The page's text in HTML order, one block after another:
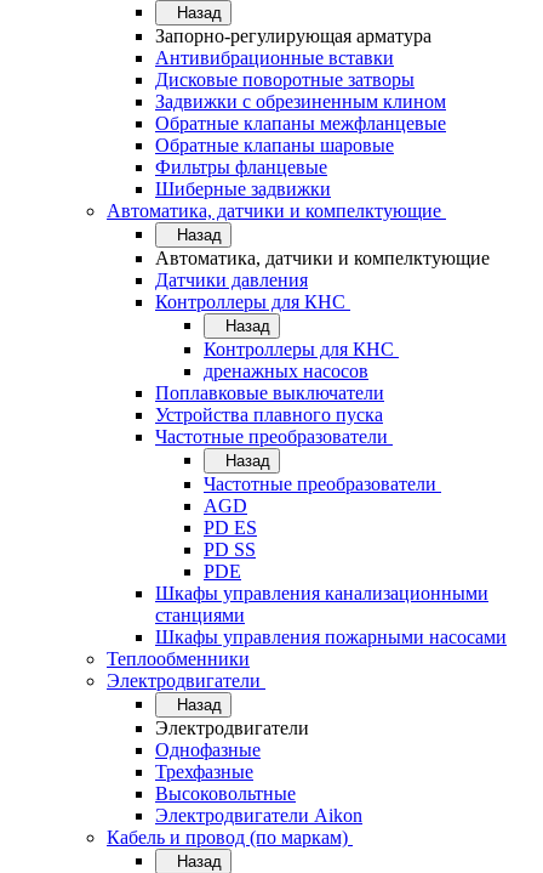
Назад
Запорно-регулирующая арматура
Антивибрационные вставки
Дисковые поворотные затворы
Задвижки с обрезиненным клином
Обратные клапаны межфланцевые
Обратные клапаны шаровые
Фильтры фланцевые
Шиберные задвижки
Автоматика, датчики и компелктующие
Назад
Автоматика, датчики и компелктующие
Датчики давления
Контроллеры для КНС
Назад
Контроллеры для КНС
дренажных насосов
Поплавковые выключатели
Устройства плавного пуска
Частотные преобразователи
Назад
Частотные преобразователи
AGD
PD ES
PD SS
PDE
Шкафы управления канализационными
станциями
Шкафы управления пожарными насосами
Теплообменники
Электродвигатели
Назад
Электродвигатели
Однофазные
Трехфазные
Высоковольтные
Электродвигатели Aikon
Кабель и провод (по маркам)
Назад